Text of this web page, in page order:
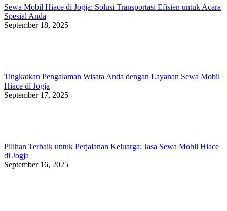
Sewa Mobil Hiace di Jogja: Solusi Transportasi Efisien untuk Acara
Spesial Anda
September 18, 2025
Tingkatkan Pengalaman Wisata Anda dengan Layanan Sewa Mobil
Hiace di Jogja
September 17, 2025
Pilihan Terbaik untuk Perjalanan Keluarga: Jasa Sewa Mobil Hiace
di Jogja
September 16, 2025